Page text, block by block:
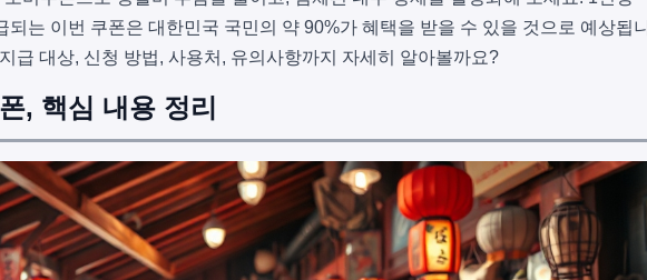
되는 이번 쿠폰은 대한민국 국민의 약 90%가 혜택을 받을 수 있을 것으로 예상됩니
급 대상, 신청 방법, 사용처, 유의사항까지 자세히 알아볼까요?
, 핵심 내용 정리